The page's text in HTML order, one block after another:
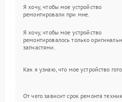
Я хочу, чтобы мое устройство
ремонтировали при мне.
Я хочу, чтобы мое устройство
ремонтировалось только
запчастями.
Как я узнаю, что мое устройство
От чего зависит срок ремонта